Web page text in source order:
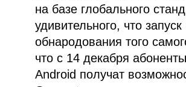
на базе глобального
удивительного, что
обнародования того
что с 14 декабря
Android получат